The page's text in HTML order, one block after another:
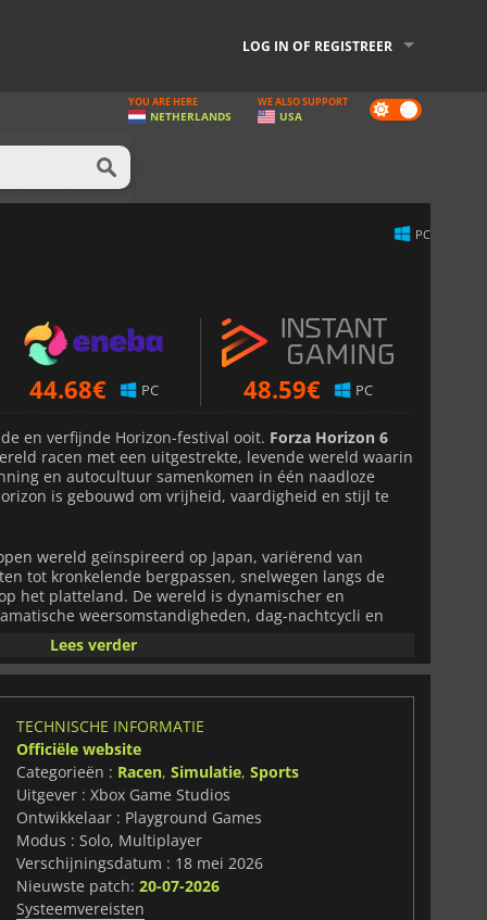
LOG IN OF REGISTREER
Dark
mode
YOU ARE HERE
NETHERLANDS
WE ALSO SUPPORT
USA
PC
44.68€ PC 48.59€ PC
en verfijnde Horizon-festival ooit. Forza Horizon 6
racen met een uitgestrekte, levende wereld waarin
en autocultuur samenkomen in één naadloze
is gebouwd om vrijheid, vaardigheid en stijl te
wereld geïnspireerd op Japan, variërend van
tot kronkelende bergpassen, snelwegen langs de
het platteland. De wereld is dynamischer en
weersomstandigheden, dag-nachtcycli en
voor zowel precisierijden als puur plezier achter het
verzameling van meer dan 550 authentieke
details nagebouwd en biedt uitgebreide
visuele aanpassingen en geavanceerde livery-
hebt over hoe je collectie eruitziet en rijdt.
Stijg door het festival door races,
en unieke uitdagingen te voltooien en beloningen te
locaties en exclusieve voertuigen
en wordt gestuurd door de speler, zodat je je eigen
tot Horizon Legend.
Lees verder
TECHNISCHE INFORMATIE
Officiële website
Categorieën : Racen, Simulatie, Sports
Uitgever : Xbox Game Studios
Ontwikkelaar : Playground Games
Modus : Solo, Multiplayer
Verschijningsdatum : 18 mei 2026
Nieuwste patch: 20-07-2026
Systeemvereisten